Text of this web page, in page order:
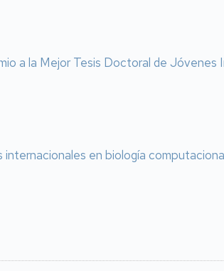
a la Mejor Tesis Doctoral de Jóvenes
en biología